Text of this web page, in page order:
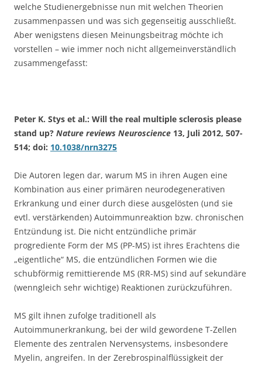
welche Studienergebnisse nun mit welchen Theorien
zusammenpassen und was sich gegenseitig ausschließt.
Aber wenigstens diesen Meinungsbeitrag möchte ich
vorstellen – wie immer noch nicht allgemeinverständlich
zusammengefasst:
Peter K. Stys et al.: Will the real multiple sclerosis please
stand up? Nature reviews Neuroscience 13, Juli 2012, 507-
514; doi: 10.1038/nrn3275
Die Autoren legen dar, warum MS in ihren Augen eine
Kombination aus einer primären neurodegenerativen
Erkrankung und einer durch diese ausgelösten (und sie
evtl. verstärkenden) Autoimmunreaktion bzw. chronischen
Entzündung ist. Die nicht entzündliche primär
progrediente Form der MS (PP-MS) ist ihres Erachtens die
„eigentliche“ MS, die entzündlichen Formen wie die
schubförmig remittierende MS (RR-MS) sind auf sekundäre
(wenngleich sehr wichtige) Reaktionen zurückzuführen.
MS gilt ihnen zufolge traditionell als
Autoimmunerkrankung, bei der wild gewordene T-Zellen
Elemente des zentralen Nervensystems, insbesondere
Myelin, angreifen. In der Zerebrospinalflüssigkeit der